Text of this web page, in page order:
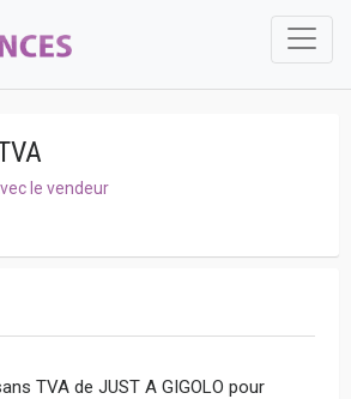
le vendeur
TVA de JUST A GIGOLO pour